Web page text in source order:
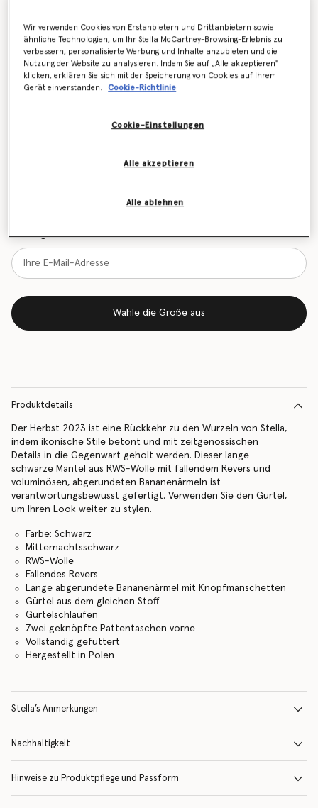
Farbe Schwarz
ausgewählt
vorrätig ist
Wähle die Größe aus
Produktdetails
Der Herbst 2023 ist eine Rückkehr zu den Wurzeln von Stella,
indem ikonische Stile betont und mit zeitgenössischen
Details in die Gegenwart geholt werden. Dieser lange
schwarze Mantel aus RWS-Wolle mit fallendem Revers und
voluminösen, abgerundeten Bananenärmeln ist
verantwortungsbewusst gefertigt. Verwenden Sie den Gürtel,
um Ihren Look weiter zu stylen.
Farbe: Schwarz
Mitternachtsschwarz
RWS-Wolle
Fallendes Revers
Lange abgerundete Bananenärmel mit Knopfmanschetten
Gürtel aus dem gleichen Stoff
Gürtelschlaufen
Zwei geknöpfte Pattentaschen vorne
Vollständig gefüttert
Hergestellt in Polen
Stella’s Anmerkungen
Nachhaltigkeit
Hinweise zu Produktpflege und Passform
Wir verwenden Cookies von Erstanbietern und Drittanbietern sowie
ähnliche Technologien, um Ihr Stella McCartney-Browsing-Erlebnis zu
verbessern, personalisierte Werbung und Inhalte anzubieten und die
Nutzung der Website zu analysieren. Indem Sie auf „Alle akzeptieren"
klicken, erklären Sie sich mit der Speicherung von Cookies auf Ihrem
Gerät einverstanden.
Cookie-Richtlinie
Cookie-Einstellungen
Alle ablehnen
Alle akzeptieren